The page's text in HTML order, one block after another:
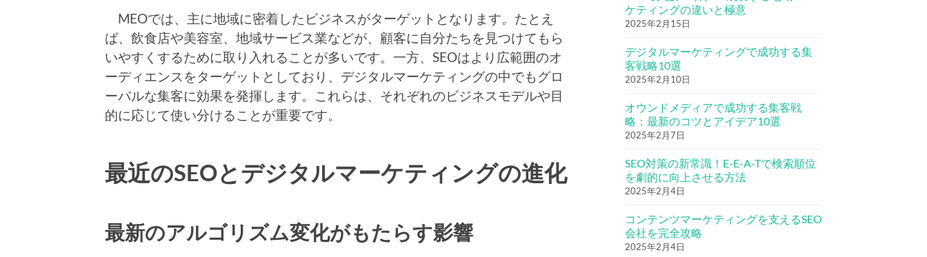
MEOでは、主に地域に密着したビジネスがターゲットとなります。たとえ
ば、飲食店や美容室、地域サービス業などが、顧客に自分たちを見つけてもら
いやすくするために取り入れることが多いです。一方、SEOはより広範囲のオ
ーディエンスをターゲットとしており、デジタルマーケティングの中でもグロ
ーバルな集客に効果を発揮します。これらは、それぞれのビジネスモデルや目
的に応じて使い分けることが重要です。
最近のSEOとデジタルマーケティングの進化
最新のアルゴリズム変化がもたらす影響
ケティングの違いと極意
2025年2月15日
デジタルマーケティングで成功する集
客戦略10選
2025年2月10日
オウンドメディアで成功する集客戦
略：最新のコツとアイデア10選
2025年2月7日
SEO対策の新常識！E-E-A-Tで検索順位
を劇的に向上させる方法
2025年2月4日
コンテンツマーケティングを支えるSEO
会社を完全攻略
2025年2月4日